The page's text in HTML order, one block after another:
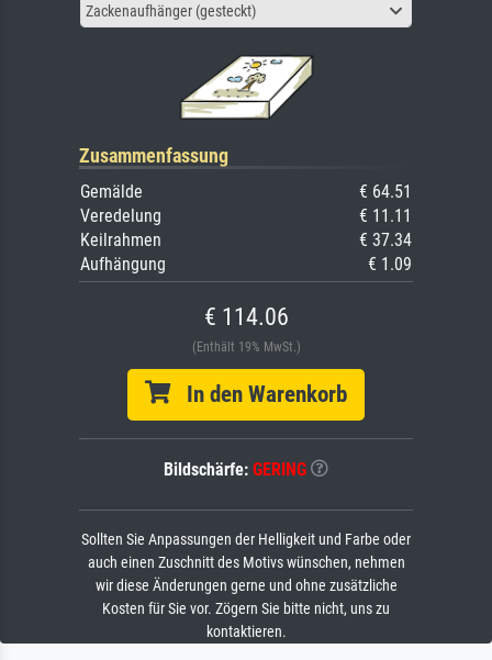
Zackenaufhänger (gesteckt)
Zusammenfassung
Gemälde
€ 64.51
Veredelung
€ 11.11
Keilrahmen
€ 37.34
Aufhängung
€ 1.09
€ 114.06
(Enthält 19% MwSt.)
In den Warenkorb
Bildschärfe: GERING
Sollten Sie Anpassungen der Helligkeit und Farbe oder
auch einen Zuschnitt des Motivs wünschen, nehmen
wir diese Änderungen gerne und ohne zusätzliche
Kosten für Sie vor. Zögern Sie bitte nicht, uns zu
kontaktieren.